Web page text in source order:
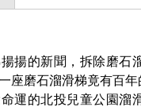
揚的新聞，拆除磨石
座磨石溜滑梯竟有百年
運的北投兒童公園溜